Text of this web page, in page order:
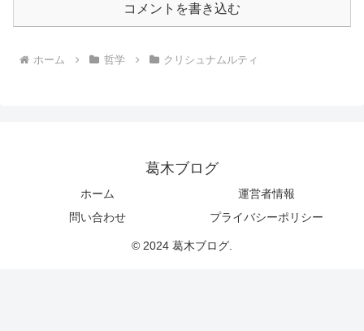
コメントを書き込む
ホーム 哲学 クリシュナムルティ
葛木ブログ
ホーム
運営者情報
問い合わせ
プライバシーポリシー
© 2024 葛木ブログ.